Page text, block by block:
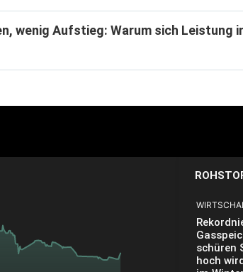
wenig Aufstieg: Warum sich Leistung
schüren
hoch